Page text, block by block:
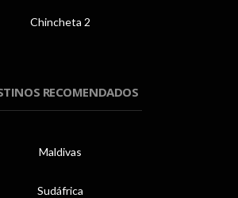
Chincheta 2
RECOMENDADOS
Maldivas
Sudáfrica